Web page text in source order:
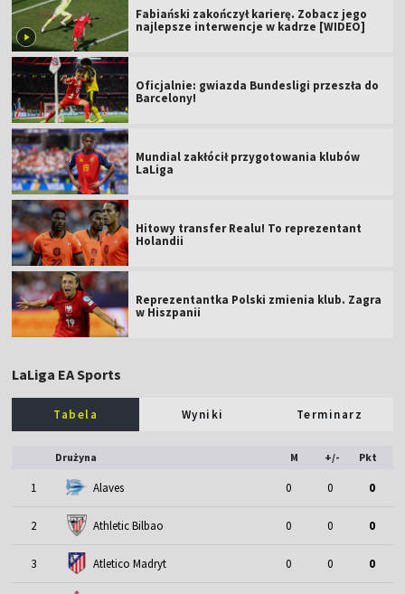
Fabiański zakończył karierę. Zobacz jego
najlepsze interwencje w kadrze [WIDEO]
Oficjalnie: gwiazda Bundesligi przeszła do
Barcelony!
Mundial zakłócił przygotowania klubów
LaLiga
Hitowy transfer Realu! To reprezentant
Holandii
Reprezentantka Polski zmienia klub. Zagra
w Hiszpanii
LaLiga EA Sports
Tabela Wyniki Terminarz
Drużyna M +/- Pkt
1 Alaves 0 0 0
2 Athletic Bilbao 0 0 0
3 Atletico Madryt 0 0 0